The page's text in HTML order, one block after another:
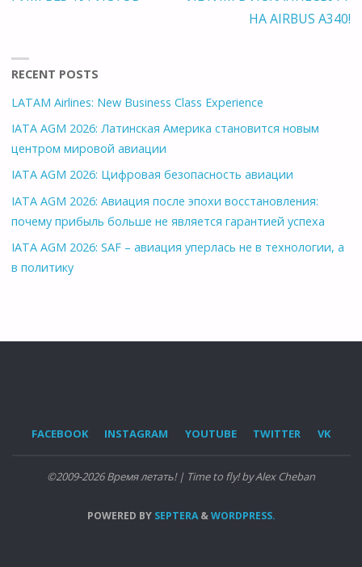
НА AIRBUS A340!
RECENT POSTS
LATAM Airlines: New Business Class Experience
IATA AGM 2026: Латинская Америка становится новым
центром мировой авиации
IATA AGM 2026: Цифровая безопасность авиации
IATA AGM 2026: Авиация после эпохи восстановления:
почему прибыль больше не является гарантией успеха
IATA AGM 2026: SAF – авиация уперлась не в технологии, а
в политику
FACEBOOK INSTAGRAM YOUTUBE TWITTER VK
©2009-2026 Время летать! | Time to fly! by Alex Cheban
POWERED BYSEPTERA&WORDPRESS.